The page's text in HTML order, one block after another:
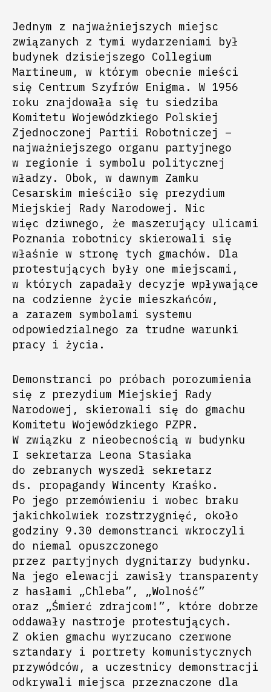
Jednym z najważniejszych miejsc
związanych z tymi wydarzeniami był
budynek dzisiejszego Collegium
Martineum, w którym obecnie mieści
się Centrum Szyfrów Enigma. W 1956
roku znajdowała się tu siedziba
Komitetu Wojewódzkiego Polskiej
Zjednoczonej Partii Robotniczej –
najważniejszego organu partyjnego
w regionie i symbolu politycznej
władzy. Obok, w dawnym Zamku
Cesarskim mieściło się prezydium
Miejskiej Rady Narodowej. Nic
więc dziwnego, że maszerujący ulicami
Poznania robotnicy skierowali się
właśnie w stronę tych gmachów. Dla
protestujących były one miejscami,
w których zapadały decyzje wpływające
na codzienne życie mieszkańców,
a zarazem symbolami systemu
odpowiedzialnego za trudne warunki
pracy i życia.
Demonstranci po próbach porozumienia
się z prezydium Miejskiej Rady
Narodowej, skierowali się do gmachu
Komitetu Wojewódzkiego PZPR.
W związku z nieobecnością w budynku
I sekretarza Leona Stasiaka
do zebranych wyszedł sekretarz
ds. propagandy Wincenty Kraśko.
Po jego przemówieniu i wobec braku
jakichkolwiek rozstrzygnięć, około
godziny 9.30 demonstranci wkroczyli
do niemal opuszczonego
przez partyjnych dygnitarzy budynku.
Na jego elewacji zawisły transparenty
z hasłami „Chleba”, „Wolność”
oraz „Śmierć zdrajcom!”, które dobrze
oddawały nastroje protestujących.
Z okien gmachu wyrzucano czerwone
sztandary i portrety komunistycznych
przywódców, a uczestnicy demonstracji
odkrywali miejsca przeznaczone dla